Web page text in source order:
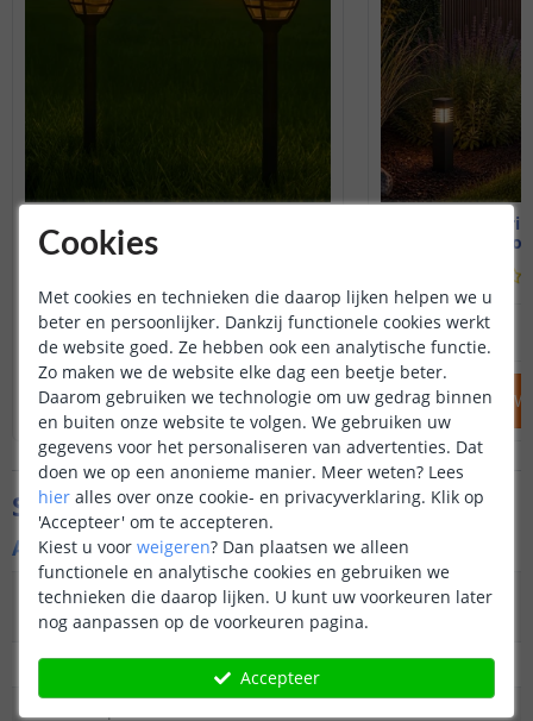
50 cm hoog - Warm wit
OP VOORRAAD 17,95
IN WINKELWAGEN
2x Solar
30 cm
OP VOORRAAD
IN
Specificaties
Algemene kenmerken
Type
buitenverlichting
Priklamp
Functie
Decoratief
Cookies
Met cookies en technieken die daarop lijken helpen we u
beter en persoonlijker. Dankzij functionele cookies werkt
de website goed. Ze hebben ook een analytische functie.
Zo maken we de website elke dag een beetje beter.
Daarom gebruiken we technologie om uw gedrag binnen
en buiten onze website te volgen. We gebruiken uw
gegevens voor het personaliseren van advertenties. Dat
doen we op een anonieme manier. Meer weten? Lees
hier alles over onze cookie- en privacyverklaring. Klik op
'Accepteer' om te accepteren.
Kiest u voor weigeren? Dan plaatsen we alleen
functionele en analytische cookies en gebruiken we
technieken die daarop lijken. U kunt uw voorkeuren later
nog aanpassen op de voorkeuren pagina.
Accepteer